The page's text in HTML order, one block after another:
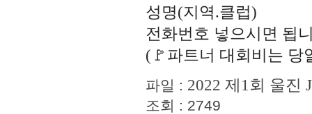
성명(지역.클럽)
전화번호 넣으시면 됩
(🚩파트너 대회비는 당
파일 : 2022 제1회 울진
조회 : 2749